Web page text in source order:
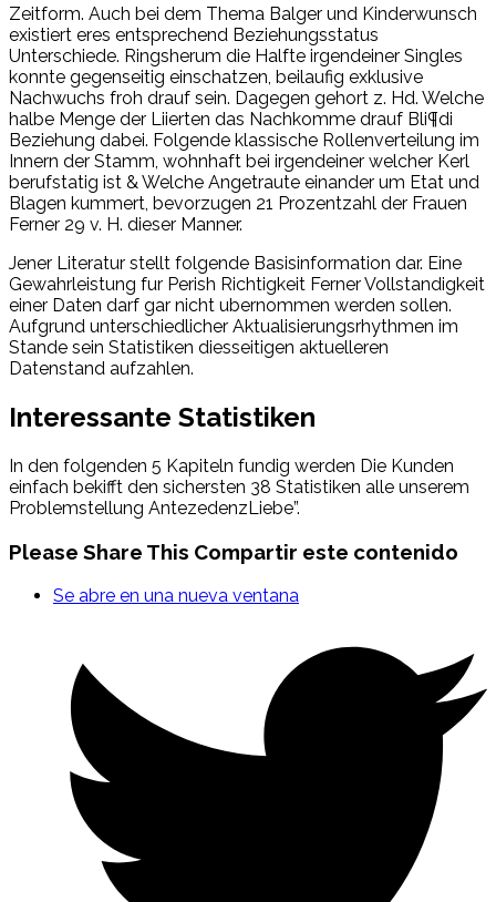
Zeitform. Auch bei dem Thema Balger und Kinderwunsch
existiert eres entsprechend Beziehungsstatus
Unterschiede. Ringsherum die Halfte irgendeiner Singles
konnte gegenseitig einschatzen, beilaufig exklusive
Nachwuchs froh drauf sein. Dagegen gehort z. Hd. Welche
halbe Menge der Liierten das Nachkomme drauf Bli¶di
Beziehung dabei. Folgende klassische Rollenverteilung im
Innern der Stamm, wohnhaft bei irgendeiner welcher Kerl
berufstatig ist & Welche Angetraute einander um Etat und
Blagen kummert, bevorzugen 21 Prozentzahl der Frauen
Ferner 29 v. H. dieser Manner.
Jener Literatur stellt folgende Basisinformation dar. Eine
Gewahrleistung fur Perish Richtigkeit Ferner Vollstandigkeit
einer Daten darf gar nicht ubernommen werden sollen.
Aufgrund unterschiedlicher Aktualisierungsrhythmen im
Stande sein Statistiken diesseitigen aktuelleren
Datenstand aufzahlen.
Interessante Statistiken
In den folgenden 5 Kapiteln fundig werden Die Kunden
einfach bekifft den sichersten 38 Statistiken alle unserem
Problemstellung AntezedenzLiebe”.
Please Share This Compartir este contenido
Se abre en una nueva ventana